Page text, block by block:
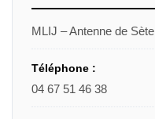
MLIJ – Antenne de Sète
Téléphone :
04 67 51 46 38